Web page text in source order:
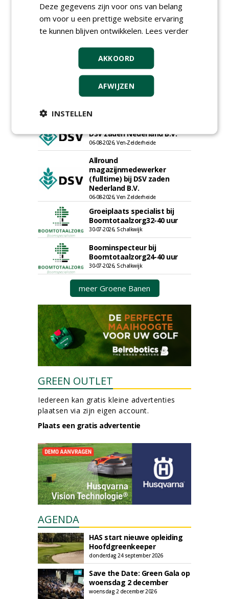
Sportvelden bij
Werkorganisatie BUCH
09-07-2026, Castricum en Uitgeest
golfbaan De Woeste Kop
09-07-2026, Axel
Proefveldmedewerker/
Chauffeur
landbouwmachines bij DSV
06-08-2026, Ven-Zelderheide
DSV zaden Nederland B.V.
06-08-2026, Ven-Zelderheide
Allround
magazijnmedewerker
(fulltime) bij DSV zaden
Nederland B.V.
06-08-2026, Ven Zelderheide
Groeiplaats specialist bij
Boomtotaalzorg32-40 uur
30-07-2026, Schalkwijk
Boominspecteur bij
Boomtotaalzorg24-40 uur
30-07-2026, Schalkwijk
meer Groene Banen
GREEN OUTLET
Iedereen kan gratis kleine advertenties
plaatsen via zijn eigen account.
Plaats een gratis advertentie
AGENDA
HAS start nieuwe opleiding
Hoofdgreenkeeper
donderdag 24 september 2026
Save the Date: Green Gala op
woensdag 2 december
woensdag 2 december 2026
Deze gegevens zijn voor ons van belang
om voor u een prettige website ervaring
te kunnen blijven ontwikkelen. Lees verder
AKKOORD
AFWIJZEN
INSTELLEN